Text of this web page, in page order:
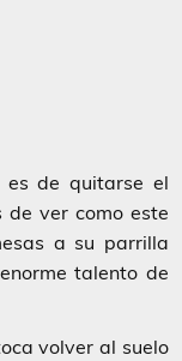
de quitarse el
ver como este
a su parrilla
talento de
volver al suelo